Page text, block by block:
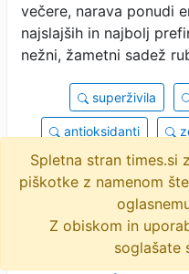
večere, narava ponudi
najslajših in najbolj
nežni, žametni sadež
superživila
antioksidanti
gojenje malin
grška mitologija
Spletna stran times.si
piškotke z namenom
Z obiskom in
soglašate